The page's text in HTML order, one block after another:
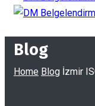
Blog
Home Blog İzmir